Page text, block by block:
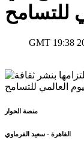
للتسامح
GMT
منصة الحوار
القاهرة - سعيد الفرماوي